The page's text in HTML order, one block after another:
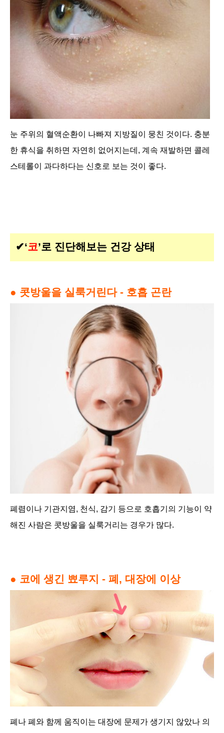
눈 주위의 혈액순환이 나빠져 지방질이 뭉친 것이다. 충분
한 휴식을 취하면 자연히 없어지는데, 계속 재발하면 콜레
스테롤이 과다하다는 신호로 보는 것이 좋다.
✔‘코’로 진단해보는 건강 상태
● 콧방울을 실룩거린다 - 호흡 곤란
폐렴이나 기관지염, 천식, 감기 등으로 호흡기의 기능이 약
해진 사람은 콧방울을 실룩거리는 경우가 많다.
● 코에 생긴 뾰루지 - 폐, 대장에 이상
폐나 폐와 함께 움직이는 대장에 문제가 생기지 않았나 의